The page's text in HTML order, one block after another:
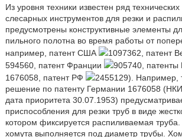
Из уровня техники известен ряд
слесарных инструментов для резки и
предусмотрены конструктивные элементы
пильного полотна во время работы от
например, патент США
1097362, патент
594560, патент Франции
905740,
1676058, патент РФ
2455129). Например,
решение по патенту Германии 1676058 (НКИ
дата приоритета 30.07.1953)
приспособления для резки труб в виде
котором фиксируется распиливаемая
хомута выполняется под диаметр трубы.